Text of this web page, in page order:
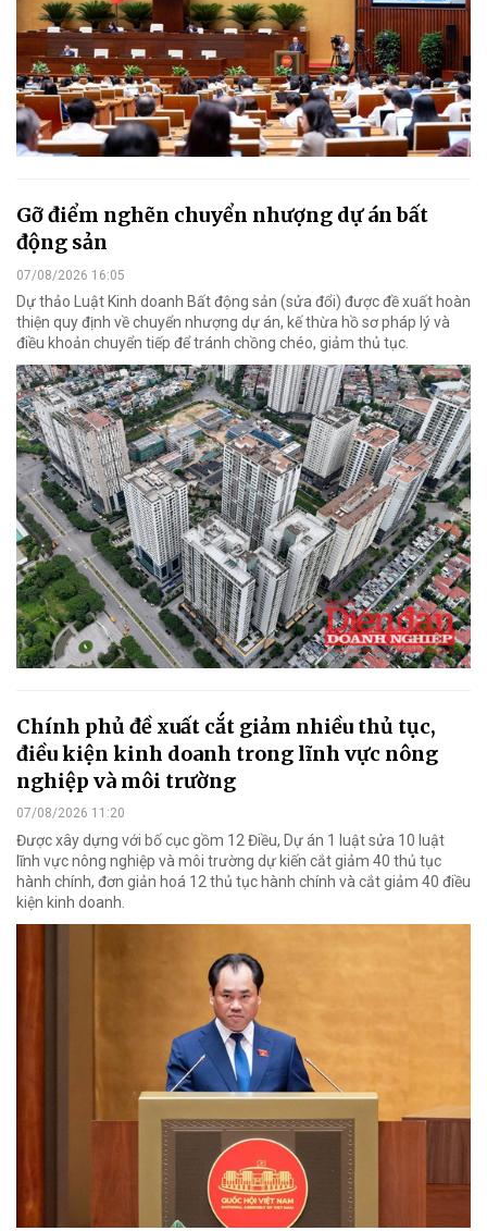
Gỡ điểm nghẽn chuyển nhượng dự án bất
động sản
07/08/2026 16:05
Dự thảo Luật Kinh doanh Bất động sản (sửa đổi) được đề xuất hoàn
thiện quy định về chuyển nhượng dự án, kế thừa hồ sơ pháp lý và
điều khoản chuyển tiếp để tránh chồng chéo, giảm thủ tục.
Chính phủ đề xuất cắt giảm nhiều thủ tục,
điều kiện kinh doanh trong lĩnh vực nông
nghiệp và môi trường
07/08/2026 11:20
Được xây dựng với bố cục gồm 12 Điều, Dự án 1 luật sửa 10 luật
lĩnh vực nông nghiệp và môi trường dự kiến cắt giảm 40 thủ tục
hành chính, đơn giản hoá 12 thủ tục hành chính và cắt giảm 40 điều
kiện kinh doanh.